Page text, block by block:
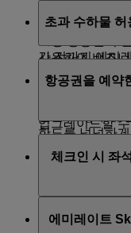
예약 유보분 우
간 전까지 에미
됩니다. 그러면
나, 항공권을
되도록 해드립
업그레이드할
*일부 상용 요금은
을 지불하면 더 높
있습니다.
과 함께 이용할
는 옵션도 있습
마지막 좌석
로, 항공편의
보상 항공권이
사용하여 비즈
Plus 보상 항공
초과 수하물
로 여행할 경우
은 특정 객실 클
한도를 넉넉하
건이 있습니다.
모든 대
게는 32kg
미국행 이
는 50lb를
항공권을 예약
따라 항공권을
경우 본인과 함
체크인 시 좌
기다리면 좌석
에미레이트